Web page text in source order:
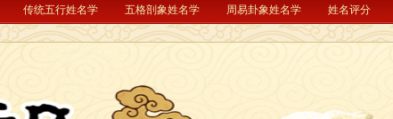
传统五行姓名学 五格剖象姓名学 周易卦象姓名学 姓名评分